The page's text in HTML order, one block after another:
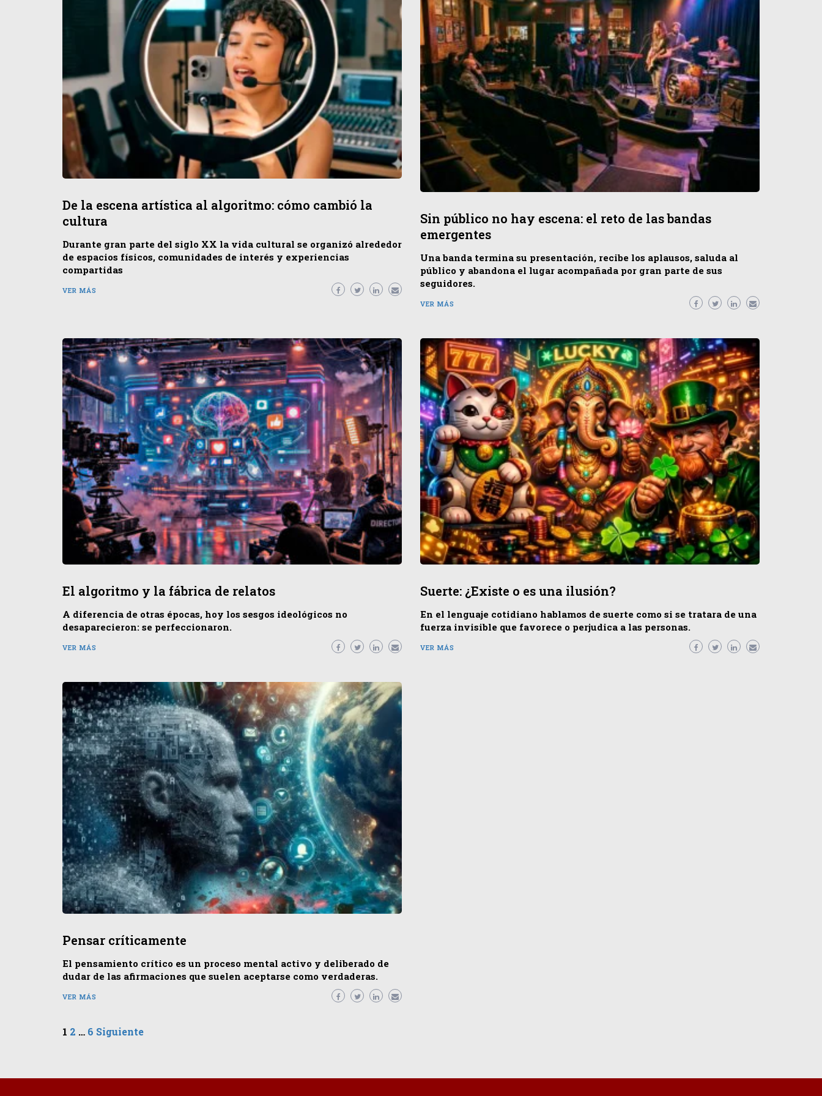
De la escena artística al algoritmo: cómo cambió la
cultura
Durante gran parte del siglo XX la vida cultural se organizó alrededor
de espacios físicos, comunidades de interés y experiencias
compartidas
VER MÁS
Sin público no hay escena: el reto de las bandas
emergentes
Una banda termina su presentación, recibe los aplausos, saluda al
público y abandona el lugar acompañada por gran parte de sus
seguidores.
VER MÁS
El algoritmo y la fábrica de relatos
A diferencia de otras épocas, hoy los sesgos ideológicos no
desaparecieron: se perfeccionaron.
VER MÁS
Suerte: ¿Existe o es una ilusión?
En el lenguaje cotidiano hablamos de suerte como si se tratara de una
fuerza invisible que favorece o perjudica a las personas.
VER MÁS
Pensar críticamente
El pensamiento crítico es un proceso mental activo y deliberado de
dudar de las afirmaciones que suelen aceptarse como verdaderas.
VER MÁS
Paginación
1 2 … 6 Siguiente